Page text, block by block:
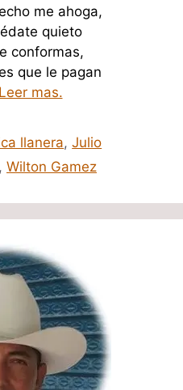
me ahoga,
quieto
conformas,
que le pagan
Leer mas.
llanera,Julio
, Wilton Gamez